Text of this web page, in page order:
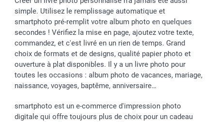
simple. Utilisez le remplissage automatique et
smartphoto pré-remplit votre album photo en quelques
secondes ! Vérifiez la mise en page, ajoutez votre texte,
commandez, et c'est livré en un rien de temps. Grand
choix de formats et de designs, qualité papier photo et
ouverture à plat disponibles. Il y a un livre photo pour
toutes les occasions : album photo de vacances, mariage,
naissance, voyages, baptême, anniversaire…
smartphoto est un e-commerce d'impression photo
digitale qui offre toujours plus de choix pour un cadeau